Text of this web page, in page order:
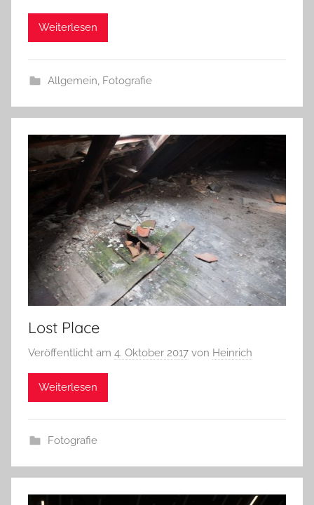
Weiterlesen
Allgemein Fotografie
Lost Place
Veröffentlicht am 4. Oktober 2017 von Heinrich
Weiterlesen
Fotografie